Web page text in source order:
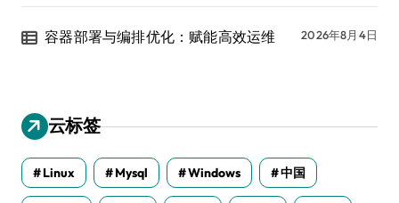
容器部署与编排优化：赋能高效运维 2026年8月4日
云标签
Linux Mysql Windows 中国